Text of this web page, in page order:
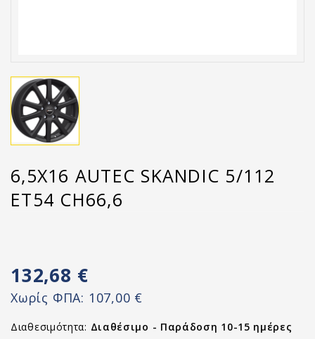
6,5X16 AUTEC SKANDIC 5/112
ET54 CH66,6
132,68 €
Χωρίς ΦΠΑ: 107,00 €
Διαθεσιμότητα: Διαθέσιμο - Παράδοση 10-15 ημέρες